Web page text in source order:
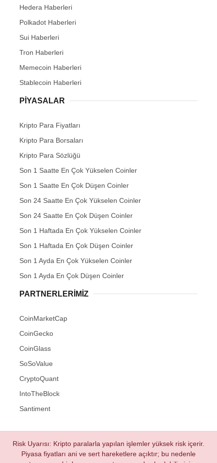
Hedera Haberleri
Polkadot Haberleri
Sui Haberleri
Tron Haberleri
Memecoin Haberleri
Stablecoin Haberleri
PIYASALAR
Kripto Para Fiyatları
Kripto Para Borsaları
Kripto Para Sözlüğü
Son 1 Saatte En Çok Yükselen Coinler
Son 1 Saatte En Çok Düşen Coinler
Son 24 Saatte En Çok Yükselen Coinler
Son 24 Saatte En Çok Düşen Coinler
Son 1 Haftada En Çok Yükselen Coinler
Son 1 Haftada En Çok Düşen Coinler
Son 1 Ayda En Çok Yükselen Coinler
Son 1 Ayda En Çok Düşen Coinler
PARTNERLERIMIZ
CoinMarketCap
CoinGecko
CoinGlass
SoSoValue
CryptoQuant
IntoTheBlock
Santiment
Risk Uyarısı: Kripto paralarla yapılan işlemler yüksek risk içerir.
Piyasa fiyatları ani ve sert hareketlere açıktır; bu nedenle